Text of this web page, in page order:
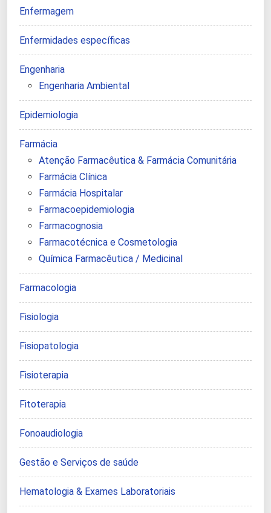
Enfermagem
Enfermidades específicas
Engenharia
Engenharia Ambiental
Epidemiologia
Farmácia
Atenção Farmacêutica & Farmácia Comunitária
Farmácia Clínica
Farmácia Hospitalar
Farmacoepidemiologia
Farmacognosia
Farmacotécnica e Cosmetologia
Química Farmacêutica / Medicinal
Farmacologia
Fisiologia
Fisiopatologia
Fisioterapia
Fitoterapia
Fonoaudiologia
Gestão e Serviços de saúde
Hematologia & Exames Laboratoriais